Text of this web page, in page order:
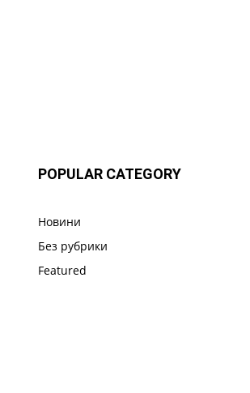
POPULAR CATEGORY
Новини
Без рубрики
Featured